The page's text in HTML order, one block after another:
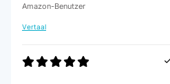
Amazon-Benutzer
Vertaal